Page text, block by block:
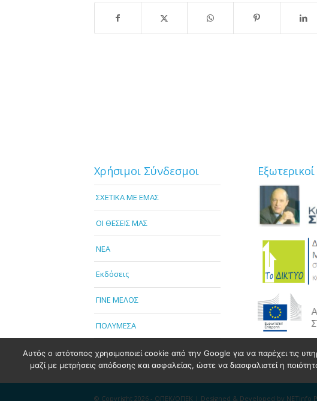
Χρήσιμοι Σύνδεσμοι
ΣΧΕΤΙΚΑ ΜΕ ΕΜΑΣ
OI ΘΕΣΕΙΣ ΜΑΣ
NEA
Εκδόσεις
ΓΙΝΕ ΜΕΛΟΣ
ΠΟΛΥΜΕΣΑ
© Copyright 2026 - ΟΠΕΚ/ΟΠΕΚ | Designed & Developed by NETinfo
Αυτός ο ιστότοπος χρησιμοποιεί cookie από την Google για να παρέχει τις
μαζί με μετρήσεις απόδοσης και ασφαλείας, ώστε να διασφαλιστεί η